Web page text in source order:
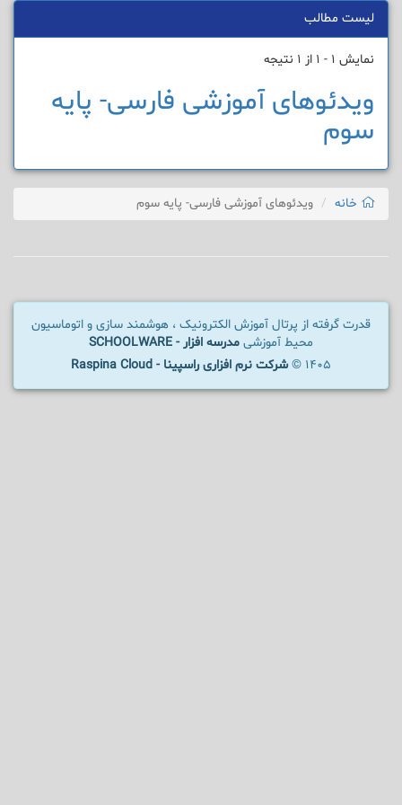
لیست مطالب
نمایش 1 - 1 از 1 نتیجه
ویدئوهای آموزشی فارسی- پایه
سوم
خانه ویدئوهای آموزشی فارسی- پایه سوم
قدرت گرفته از پرتال آموزش الکترونیک ، هوشمند سازی و اتوماسیون
محیط آموزشی مدرسه افزار - SCHOOLWARE
1405 ©
شرکت نرم افزاری راسپینا - Raspina Cloud